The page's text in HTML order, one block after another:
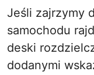
Jeśli zajrzymy
samochodu
deski
dodanymi